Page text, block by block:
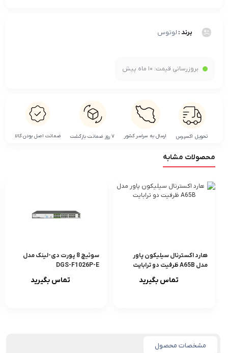
برند : لوتوس
بروزرسانی قیمت: 10 ماه پیش
تحویل اکسپرس ارسال به سراسر کشور ۷ روز ضمانت بازگشت ضمانت اصل بودن کالا
محصولات مشابه
هارد اکسترنال سیلیکون پاور
مدل A65B ظرفیت دو ترابایت
تماس بگیرید
سوئیچ 8 پورت دی-لینک مدل
DGS-F1026P-E
تماس بگیرید
مشخصات محصول